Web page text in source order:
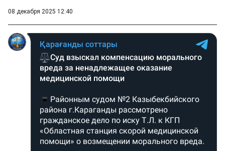
08 декабря 2025 12:40